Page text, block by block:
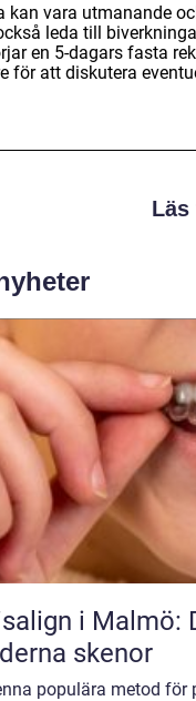
kan vara utmanande
leda till
en 5-dagars fasta
för att diskutera
i Malmö:
skenor
populära metod för